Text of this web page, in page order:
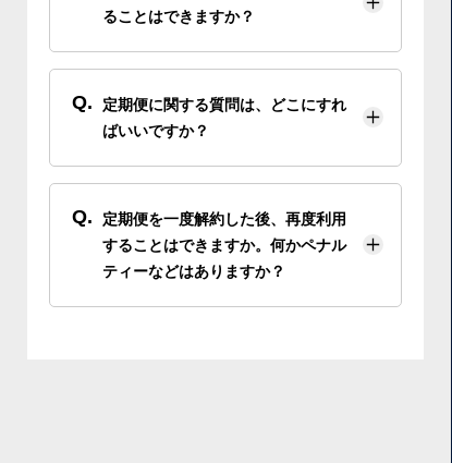
ることはできますか？
Q.
定期便に関する質問は、どこにすれ
ばいいですか？
Q.
定期便を一度解約した後、再度利用
することはできますか。何かペナル
ティーなどはありますか？